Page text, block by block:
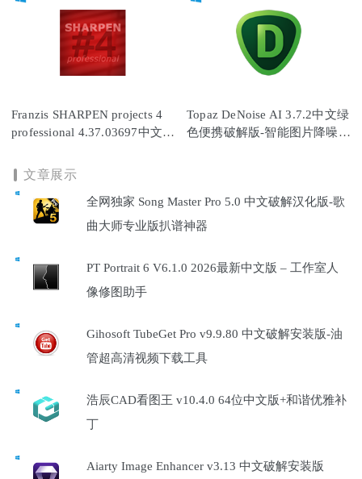
Franzis SHARPEN projects 4
professional 4.37.03697中文
Topaz DeNoise AI 3.7.2中文绿
色便携破解版-智能图片降噪软
文章展示
全网独家 Song Master Pro 5.0 中文破解汉化版-歌
曲大师专业版扒谱神器
PT Portrait 6 V6.1.0 2026最新中文版 – 工作室人
像修图助手
Gihosoft TubeGet Pro v9.9.80 中文破解安装版-油
管超高清视频下载工具
浩辰CAD看图王 v10.4.0 64位中文版+和谐优雅补
丁
Aiarty Image Enhancer v3.13 中文破解安装版